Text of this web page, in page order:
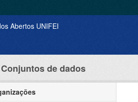
Conjuntos de dados